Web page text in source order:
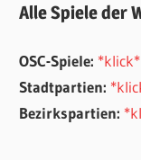
Alle Spiele der
OSC-Spiele: *klick*
Stadtpartien:
Bezirkspartien: